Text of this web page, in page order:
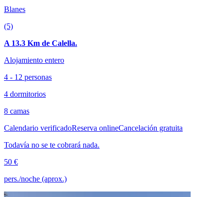
Blanes
(5)
A 13.3 Km de Calella.
Alojamiento entero
4 - 12 personas
4 dormitorios
8 camas
Calendario verificadoReserva onlineCancelación gratuita
Todavía no se te cobrará nada.
50 €
pers./noche (aprox.)